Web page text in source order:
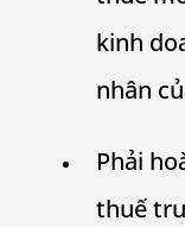
kinh
nhân
Phải
thuế